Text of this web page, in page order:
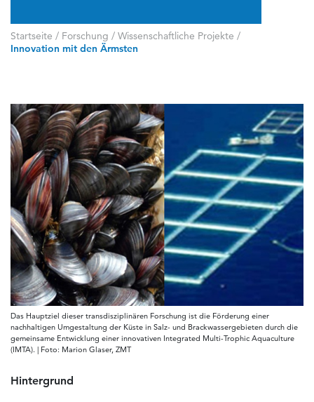
Startseite / Forschung / Wissenschaftliche Projekte /
Innovation mit den Ärmsten
Das Hauptziel dieser transdisziplinären Forschung ist die Förderung einer
nachhaltigen Umgestaltung der Küste in Salz- und Brackwassergebieten durch die
gemeinsame Entwicklung einer innovativen Integrated Multi-Trophic Aquaculture
(IMTA). | Foto: Marion Glaser, ZMT
Hintergrund